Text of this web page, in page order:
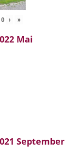
› »
Mai
September